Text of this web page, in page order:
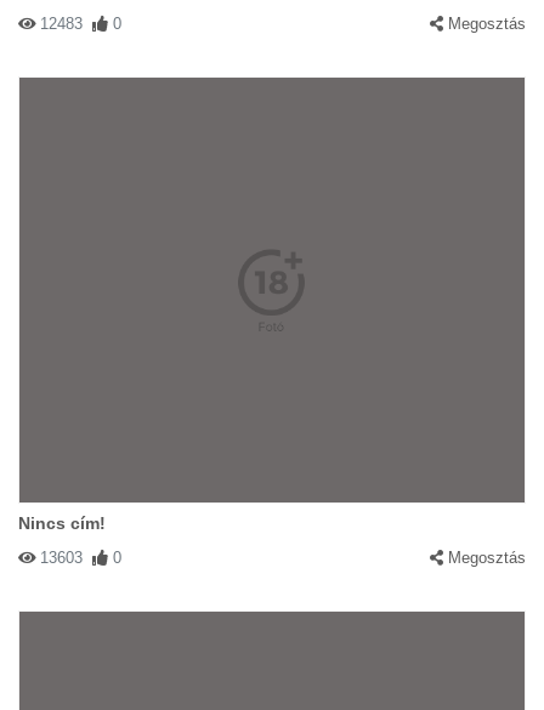
12483 0 Megosztás
Nincs cím!
13603 0 Megosztás